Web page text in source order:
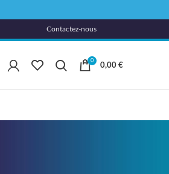
Contactez-nous
0
0,00 €